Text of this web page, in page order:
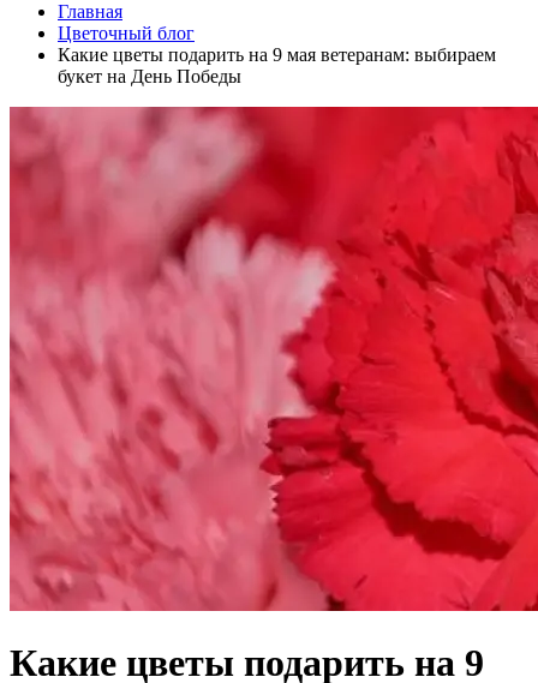
Главная
Цветочный блог
Какие цветы подарить на 9 мая ветеранам: выбираем
букет на День Победы
Какие цветы подарить на 9